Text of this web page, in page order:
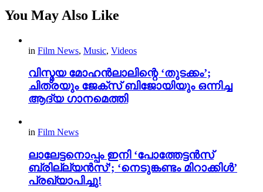
You May Also Like
in Film News, Music, Videos
വിസ്മയ മോഹൻലാലിന്റെ ‘തുടക്കം’;
ചിത്രയും ജേക്സ് ബിജോയിയും ഒന്നിച്ച
ആദ്യ ഗാനമെത്തി
in Film News
ലാലേട്ടനൊപ്പം ഇനി ‘പോത്തേട്ടൻസ്
ബ്രില്ല്യൻസ്’; ‘നെടുങ്കണ്ടം മിറാക്കിൾ’
പ്രഖ്യാപിച്ചു!